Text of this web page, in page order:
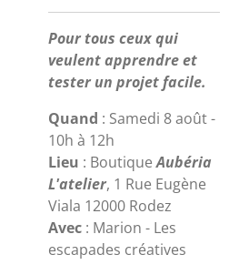
Pour tous ceux qui
veulent apprendre et
tester un projet facile.
Quand : Samedi 8 août -
10h à 12h
Lieu : BoutiqueAubéria
L'atelier, 1 Rue Eugène
Viala 12000 Rodez
Avec : Marion - Les
escapades créatives